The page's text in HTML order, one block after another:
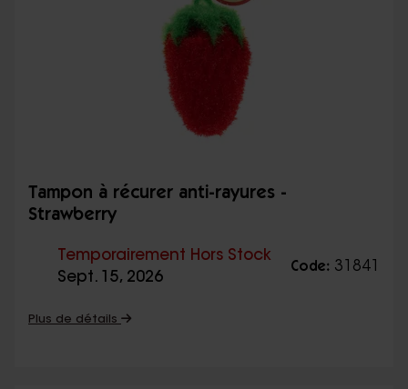
Tampon à récurer anti-rayures -
Strawberry
Temporairement Hors Stock
Sept. 15, 2026
Code: 31841
Plus de détails